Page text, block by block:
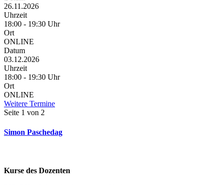
26.11.2026
Uhrzeit
18:00 - 19:30 Uhr
Ort
ONLINE
Datum
03.12.2026
Uhrzeit
18:00 - 19:30 Uhr
Ort
ONLINE
Weitere Termine
Seite 1 von 2
Simon Paschedag
Kurse des Dozenten